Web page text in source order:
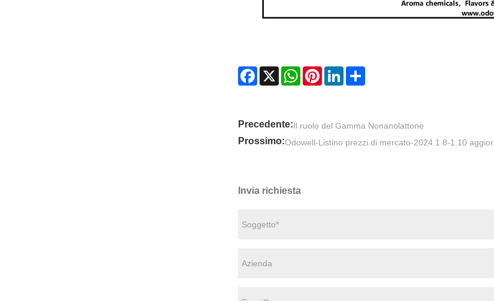
Facebook
X WhatsAppPinterestLinkedIn
Precedente:Il ruolo del Gamma Nonanolattone
Prossimo:Odowell-Listino prezzi di mercato-2024.1.8-1.10
Invia richiesta